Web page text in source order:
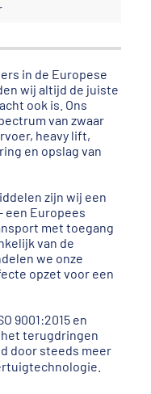
in de Europese
wij altijd de juiste
ook is. Ons
van zwaar
heavy lift,
en opslag van
zijn wij een
een Europees
met toegang
van de
we onze
opzet voor een
9001:2015 en
het terugdringen
door steeds meer